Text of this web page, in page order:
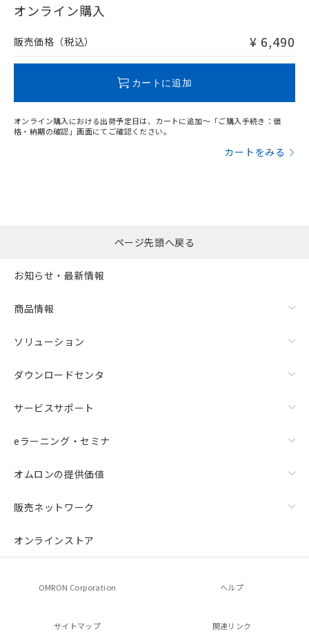
在庫等で未対応品が混在する可能性があります。
問い合わせください。
オンライン購入
販売価格（税込） ¥ 6,490
カートに追加
オンライン購入における出荷予定日は、カートに追加～「ご購入手続き：価
格・納期の確認」画面にてご確認ください。
カートをみる
ページ先頭へ戻る
お知らせ・最新情報
商品情報
ソリューション
ダウンロードセンタ
サービスサポート
eラーニング・セミナ
オムロンの提供価値
販売ネットワーク
オンラインストア
OMRON Corporation ヘルプ
サイトマップ 関連リンク